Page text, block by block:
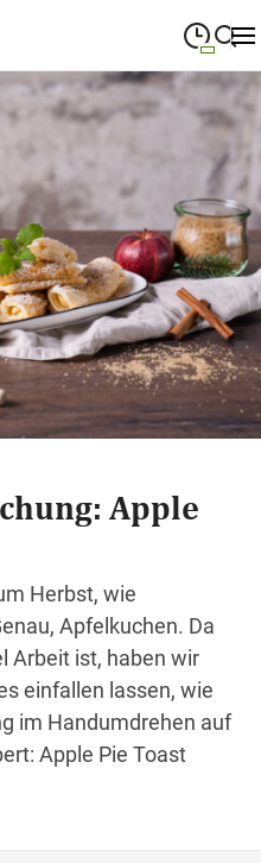
Suche schließen
09:00
19:00
09:00—19:00
09:00—19:00
09:00—19:00
09:00 — 18:00
Apple
Herbst, wie
Apfelkuchen. Da
Arbeit ist, haben wir
einfallen lassen, wie
im Handumdrehen auf
Apple Pie Toast